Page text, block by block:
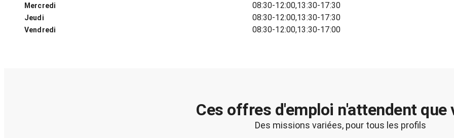
Mercredi 08:30-12:00,13:30-17:30
Jeudi 08:30-12:00,13:30-17:30
Vendredi 08:30-12:00,13:30-17:00
Ces offres d'emploi n'attendent que
Des missions variées, pour tous les profils